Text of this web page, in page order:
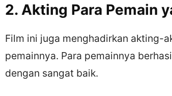
2. Akting Para Pemain
Film ini juga menghadirkan akting-
pemainnya. Para pemainnya
dengan sangat baik.